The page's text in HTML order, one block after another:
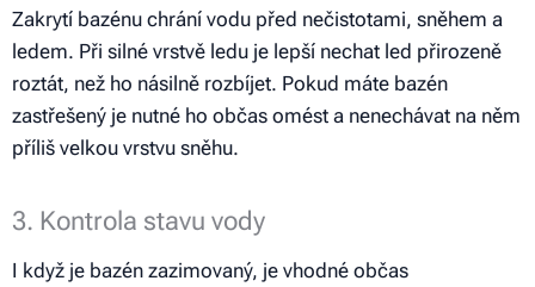
Zakrytí bazénu chrání vodu před nečistotami, sněhem a
ledem. Při silné vrstvě ledu je lepší nechat led přirozeně
roztát, než ho násilně rozbíjet. Pokud máte bazén
zastřešený je nutné ho občas omést a nenechávat na něm
příliš velkou vrstvu sněhu.
3. Kontrola stavu vody
I když je bazén zazimovaný, je vhodné občas